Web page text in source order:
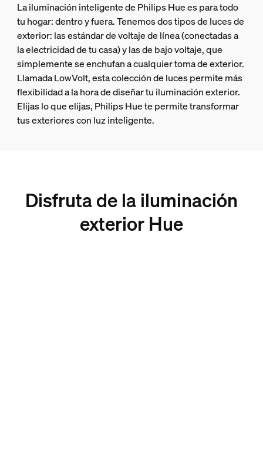
La iluminación inteligente de Philips Hue es para todo
tu hogar: dentro y fuera. Tenemos dos tipos de luces de
exterior: las estándar de voltaje de línea (conectadas a
la electricidad de tu casa) y las de bajo voltaje, que
simplemente se enchufan a cualquier toma de exterior.
Llamada LowVolt, esta colección de luces permite más
flexibilidad a la hora de diseñar tu iluminación exterior.
Elijas lo que elijas, Philips Hue te permite transformar
tus exteriores con luz inteligente.
Disfruta de la iluminación
exterior Hue